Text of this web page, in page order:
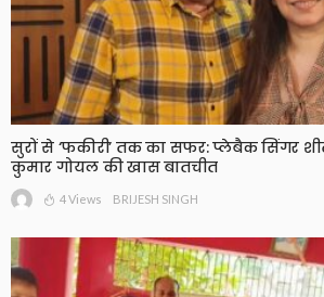
सुरों से ‘फकीरी’ तक का सफर: प्लेबैक सिंगर
कुमार गोयल की खास बातचीत
4 Views BRIJESH SINGH